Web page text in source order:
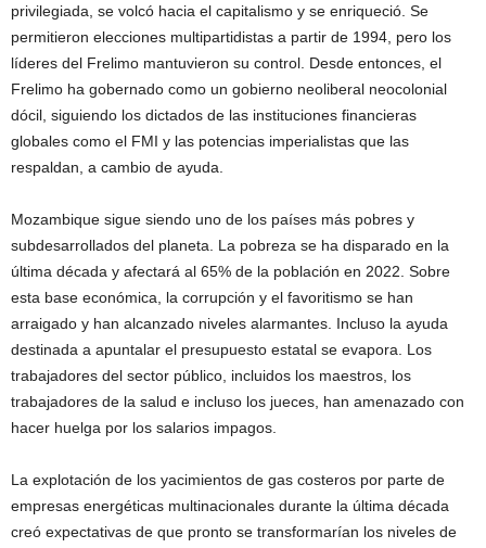
privilegiada, se volcó hacia el capitalismo y se enriqueció. Se
permitieron elecciones multipartidistas a partir de 1994, pero los
líderes del Frelimo mantuvieron su control. Desde entonces, el
Frelimo ha gobernado como un gobierno neoliberal neocolonial
dócil, siguiendo los dictados de las instituciones financieras
globales como el FMI y las potencias imperialistas que las
respaldan, a cambio de ayuda.
Mozambique sigue siendo uno de los países más pobres y
subdesarrollados del planeta. La pobreza se ha disparado en la
última década y afectará al 65% de la población en 2022. Sobre
esta base económica, la corrupción y el favoritismo se han
arraigado y han alcanzado niveles alarmantes. Incluso la ayuda
destinada a apuntalar el presupuesto estatal se evapora. Los
trabajadores del sector público, incluidos los maestros, los
trabajadores de la salud e incluso los jueces, han amenazado con
hacer huelga por los salarios impagos.
La explotación de los yacimientos de gas costeros por parte de
empresas energéticas multinacionales durante la última década
creó expectativas de que pronto se transformarían los niveles de